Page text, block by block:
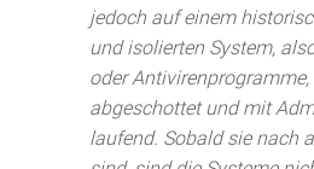
jedoch auf einem
und isolierten System,
oder
abgeschottet und mit
laufend. Sobald sie nach